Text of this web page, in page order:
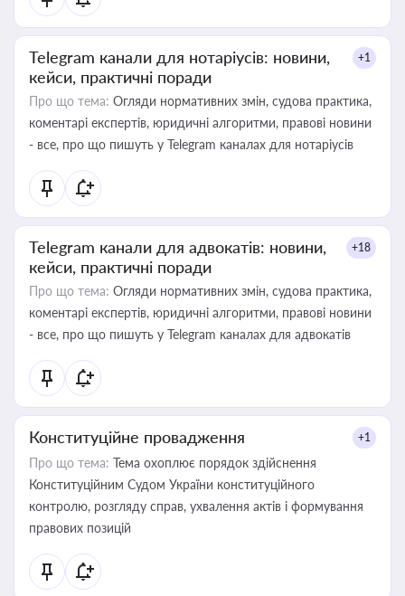
Telegram канали для нотаріусів: новини,
кейси, практичні поради
+1
Про що тема: Огляди нормативних змін, судова практика,
коментарі експертів, юридичні алгоритми, правові новини
- все, про що пишуть у Telegram каналах для нотаріусів
Telegram канали для адвокатів: новини,
кейси, практичні поради
+18
Про що тема: Огляди нормативних змін, судова практика,
коментарі експертів, юридичні алгоритми, правові новини
- все, про що пишуть у Telegram каналах для адвокатів
Конституційне провадження +1
Про що тема: Тема охоплює порядок здійснення
Конституційним Судом України конституційного
контролю, розгляду справ, ухвалення актів і формування
правових позицій